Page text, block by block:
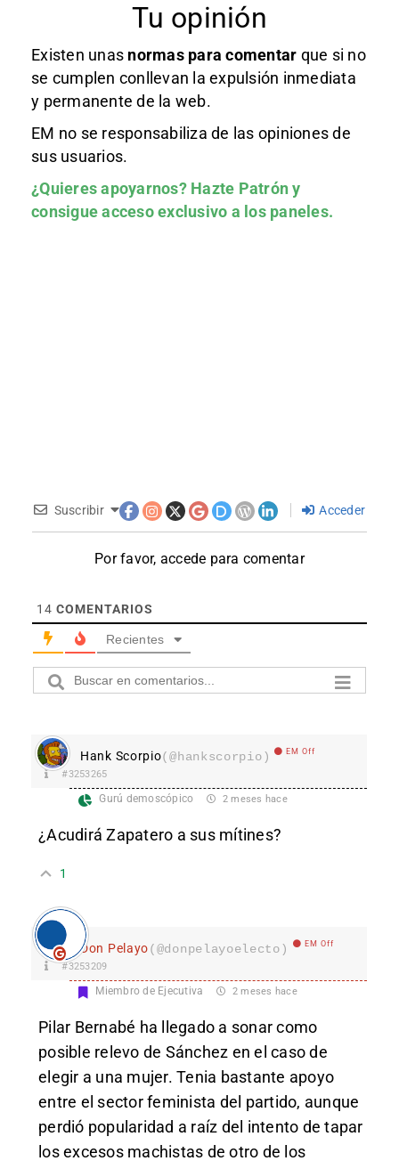
Tu opinión
Existen unas normas para comentar que si no
se cumplen conllevan la expulsión inmediata
y permanente de la web.
EM no se responsabiliza de las opiniones de
sus usuarios.
¿Quieres apoyarnos? Hazte Patróny
consigue acceso exclusivo a los paneles.
Suscribir Acceder
Por favor, accede para comentar
14 COMENTARIOS
Recientes
Hank Scorpio(@hankscorpio) EM Off
#3253265
Gurú demoscópico 2 meses hace
¿Acudirá Zapatero a sus mítines?
1
Don Pelayo(@donpelayoelecto) EM Off
#3253209
Miembro de Ejecutiva 2 meses hace
Pilar Bernabé ha llegado a sonar como
posible relevo de Sánchez en el caso de
elegir a una mujer. Tenia bastante apoyo
entre el sector feminista del partido, aunque
perdió popularidad a raíz del intento de tapar
los excesos machistas de otro de los